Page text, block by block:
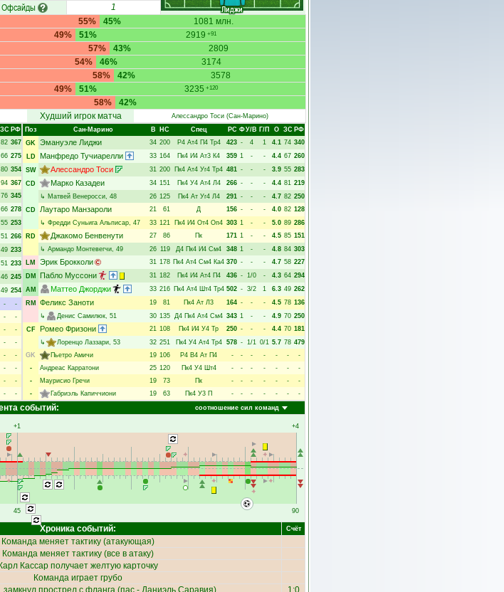
Лиджи
Офсайды
1
55% 1081 млн.
45%
49% 2919 +91
51%
57% 2809
43%
54% 3174
46%
58% 3578
42%
49% 3235 +120
51%
58%
42%
Худший игрок матча Алессандро Тоси(Сан-Марино)
ЗС РФ
82 367
66 275
80 354
94 367
76 345
66 278
55 253
51 266
49 233
51 233
46 245
49 254
-
-
-
-
-
-
-
-
-
-
-
-
-
-
- -
Поз Сан-Марино В НC Спец РC ФУ/В Г/П О ЗС РФ
GK Эмануэле Лиджи 34 200 Р4 Ат4 П4 Тр4 423 - 4 1 4.1 74 340
LD
Манфредо Тучиарелли 33 164 Пк4 И4 Ат3 К4 359 1 - - 4.4 67 260
SW
Алессандро Тоси 31 200 Пк4 Ат4 Уг4 Тр4 481 - - - 3.9 55 283
CD
Марко Казадеи 34 151 Пк4 У4 Ат4 Л4 266 - - - 4.4 81 219
↳ Матвей Венеросси, 48 26 125 Пк4 Ат Уг4 Л4 291 - - - 4.7 82 250
CD
Лаутаро Манзароли 21 61 Д 156 - - - 4.0 82 128
↳ Фредди Суньига Альписар, 47 33 121 Пк4 И4 От4 Оп4 303 1 - - 5.0 89 286
RD
Джакомо Бенвенути 27 86 Пк 171 1 - - 4.5 85 151
↳ Армандо Монтевегчи, 49 26 119 Д4 Пк4 И4 См4 348 1 - - 4.8 84 303
LM
Эрик Брокколи 31 178 Пк4 Ат4 См4 Ка4 370 - - - 4.7 58 227
DM
Пабло Муссони 31 182 Пк4 И4 Ат4 П4 436 - 1/0 - 4.3 64 294
AM
Маттео Джорджи 33 216 Пк4 Ат4 Шт4 Тр4 502 - 3/2 1 6.3 49 262
RM
Феликс Заноти 19 81 Пк4 Ат Л3 164 - - - 4.5 78 136
↳
Денис Самилюк, 51 30 135 Д4 Пк4 Ат4 См4 343 1 - - 4.9 70 250
CF
Ромео Фризони 21 108 Пк4 И4 У4 Тр 250 - - - 4.4 70 181
↳
Лоренцо Лаззари, 53 32 251 Пк4 У4 Ат4 Тр4 578 - 1/1 0/1 5.7 78 479
GK
Пьетро Амичи 19 106 Р4 В4 Ат П4 - - - - - -
-
-
Андреас Карратони 25 120 Пк4 У4 Шт4 - - - - - -
-
-
Маурисио Гречи 19 73 Пк - - - - - -
-
-
Габриэль Капиччиони 19 63 Пк4 У3 П - - - - - -
-
соотношение сил команд
событий:
+1
45
+4
90
Хроника событий: Счёт
Команда меняет тактику (атакующая)
Команда меняет тактику (все в атаку)
Карл Кассар получает желтую карточку
Команда играет грубо
замкнул прострел с фланга (пас - Даниэль Саравия) 1:0